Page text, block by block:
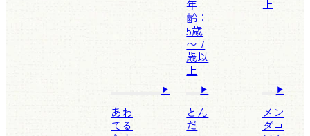
年
齢：
5歳
〜 7
歳以
上
上
あわ
てる
とん
だ
メン
ダコ